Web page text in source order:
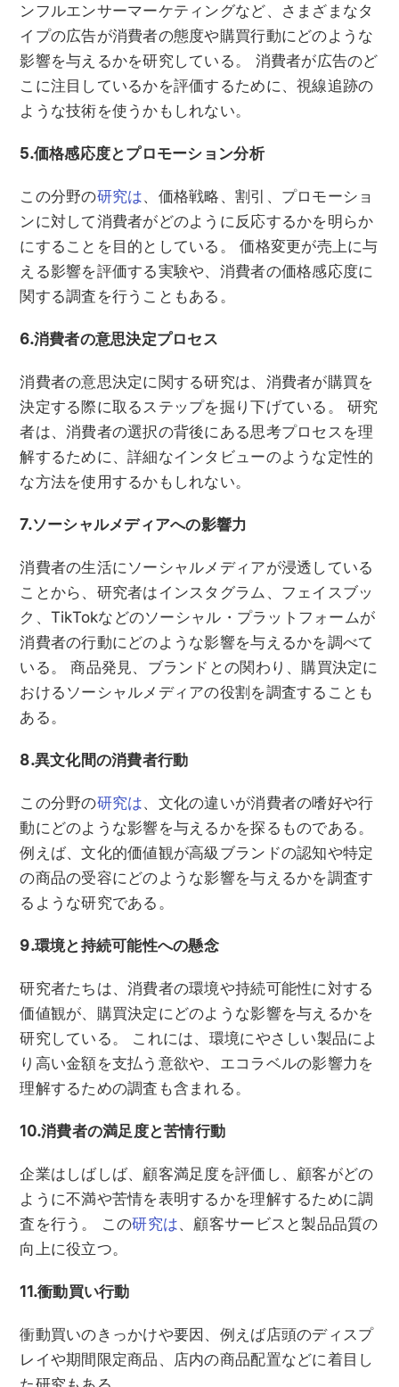
ンフルエンサーマーケティングなど、さまざまなタ
イプの広告が消費者の態度や購買行動にどのような
影響を与えるかを研究している。 消費者が広告のど
こに注目しているかを評価するために、視線追跡の
ような技術を使うかもしれない。
5.価格感応度とプロモーション分析
この分野の研究は、価格戦略、割引、プロモーショ
ンに対して消費者がどのように反応するかを明らか
にすることを目的としている。 価格変更が売上に与
える影響を評価する実験や、消費者の価格感応度に
関する調査を行うこともある。
6.消費者の意思決定プロセス
消費者の意思決定に関する研究は、消費者が購買を
決定する際に取るステップを掘り下げている。 研究
者は、消費者の選択の背後にある思考プロセスを理
解するために、詳細なインタビューのような定性的
な方法を使用するかもしれない。
7.ソーシャルメディアへの影響力
消費者の生活にソーシャルメディアが浸透している
ことから、研究者はインスタグラム、フェイスブッ
ク、TikTokなどのソーシャル・プラットフォームが
消費者の行動にどのような影響を与えるかを調べて
いる。 商品発見、ブランドとの関わり、購買決定に
おけるソーシャルメディアの役割を調査することも
ある。
8.異文化間の消費者行動
この分野の研究は、文化の違いが消費者の嗜好や行
動にどのような影響を与えるかを探るものである。
例えば、文化的価値観が高級ブランドの認知や特定
の商品の受容にどのような影響を与えるかを調査す
るような研究である。
9.環境と持続可能性への懸念
研究者たちは、消費者の環境や持続可能性に対する
価値観が、購買決定にどのような影響を与えるかを
研究している。 これには、環境にやさしい製品によ
り高い金額を支払う意欲や、エコラベルの影響力を
理解するための調査も含まれる。
10.消費者の満足度と苦情行動
企業はしばしば、顧客満足度を評価し、顧客がどの
ように不満や苦情を表明するかを理解するために調
査を行う。 この研究は、顧客サービスと製品品質の
向上に役立つ。
11.衝動買い行動
衝動買いのきっかけや要因、例えば店頭のディスプ
レイや期間限定商品、店内の商品配置などに着目し